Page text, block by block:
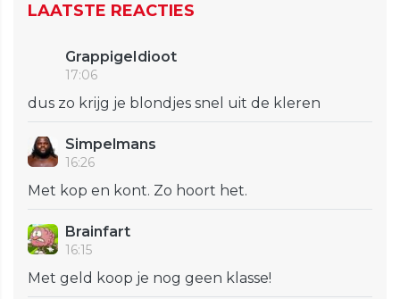
LAATSTE REACTIES
GrappigeIdioot
17:06
dus zo krijg je blondjes snel uit de kleren
Simpelmans
16:26
Met kop en kont. Zo hoort het.
Brainfart
16:15
Met geld koop je nog geen klasse!